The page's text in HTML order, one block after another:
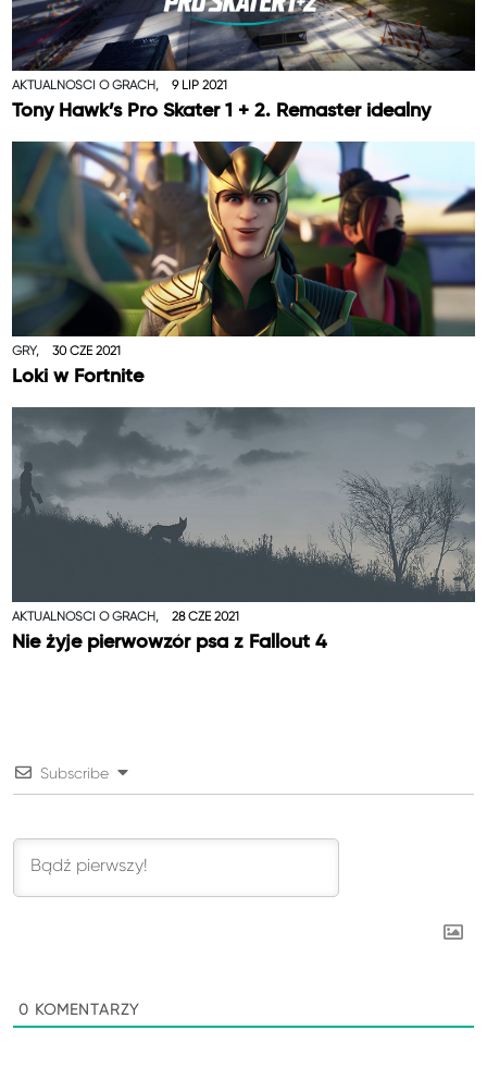
AKTUALNOŚCI O GRACH, 9 LIP 2021
Tony Hawk’s Pro Skater 1 + 2. Remaster idealny
GRY, 30 CZE 2021
Loki w Fortnite
AKTUALNOŚCI O GRACH, 28 CZE 2021
Nie żyje pierwowzór psa z Fallout 4
Subscribe
0 KOMENTARZY